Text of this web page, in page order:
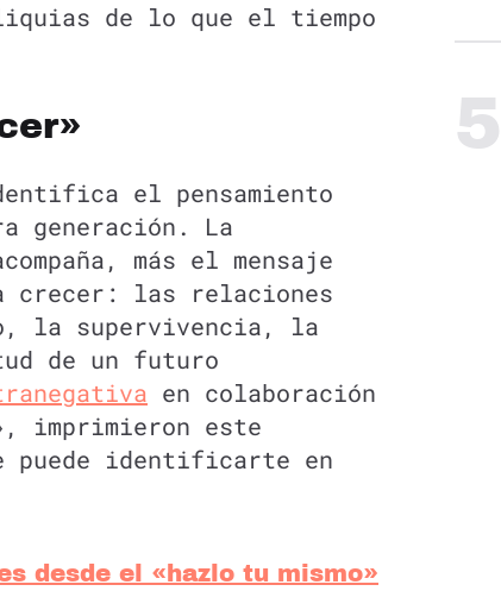
de lo que el tiempo
el pensamiento
generación. La
más el mensaje
crecer: las relaciones
la supervivencia, la
de un futuro
en colaboración
imprimieron este
puede identificarte en
desde el «hazlo tu mismo»
5